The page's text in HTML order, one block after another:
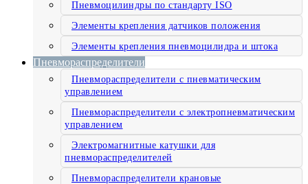
Пневмоцилиндры по стандарту ISO
Элементы крепления датчиков положения
Элементы крепления пневмоцилидра и штока
Пневмораспределители
Пневмораспределители с пневматическим
управлением
Пневмораспределители с электропневматическим
управлением
Электромагнитные катушки для
пневмораспределителей
Пневмораспределители крановые